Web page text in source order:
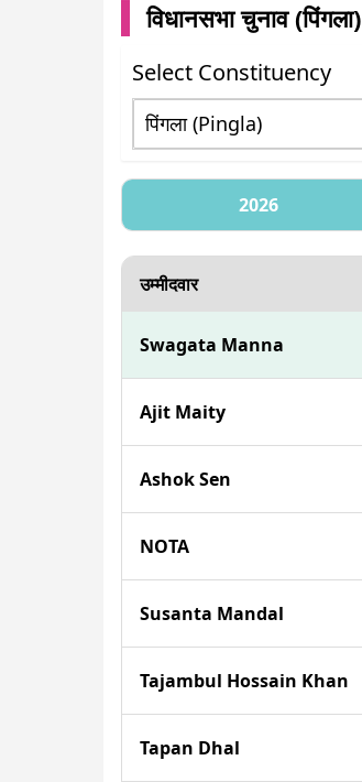
विधानसभा चुनाव (पिंगला)
Select Constituency
2026
उम्मीदवार
Swagata Manna
Ajit Maity
Ashok Sen
NOTA
Susanta Mandal
Tajambul Hossain Khan
Tapan Dhal